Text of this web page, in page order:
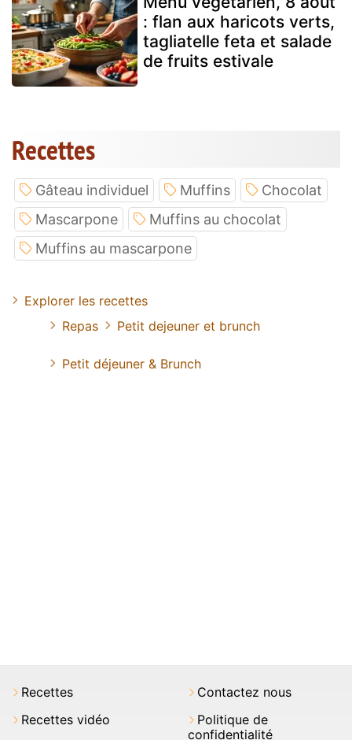
: flan aux haricots verts,
tagliatelle feta et salade
de fruits estivale
Recettes
Gâteau individuel Muffins
Chocolat
Mascarpone
Muffins au chocolat
Muffins au mascarpone
Explorer les recettes
Repas
Petit dejeuner et brunch
Petit déjeuner & Brunch
Recettes
Recettes vidéo
Contactez nous
Politique de
confidentialité